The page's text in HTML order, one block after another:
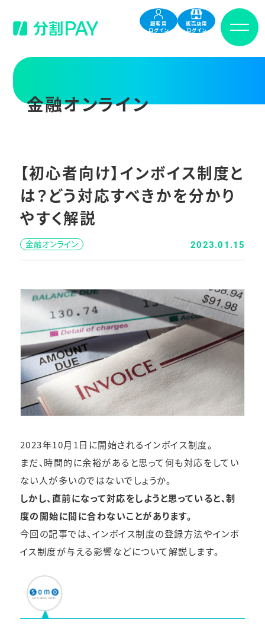
顧客用
ログイン
販売店用
ログイン
金融オンライン
【初心者向け】インボイス制度と
は？どう対応すべきかを分かり
やすく解説
金融オンライン 2023.01.15
2023年10月1日に開始されるインボイス制度。
まだ、時間的に余裕があると思って何も対応をしてい
ない人が多いのではないでしょうか。
しかし、直前になって対応をしようと思っていると、制
度の開始に間に合わないことがあります。
今回の記事では、インボイス制度の登録方法やインボ
イス制度が与える影響などについて解説します。